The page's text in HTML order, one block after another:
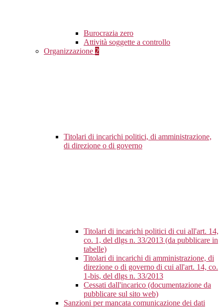
Burocrazia zero
Attività soggette a controllo
Organizzazione 2
Titolari di incarichi politici, di amministrazione,
di direzione o di governo
Titolari di incarichi politici di cui all'art. 14,
co. 1, del dlgs n. 33/2013 (da pubblicare in
tabelle)
Titolari di incarichi di amministrazione, di
direzione o di governo di cui all'art. 14, co.
1-bis, del dlgs n. 33/2013
Cessati dall'incarico (documentazione da
pubblicare sul sito web)
Sanzioni per mancata comunicazione dei dati